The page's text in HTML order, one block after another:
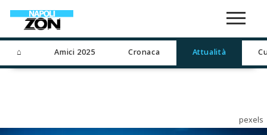
⌂ Amici 2025 Cronaca Attualità
pexels